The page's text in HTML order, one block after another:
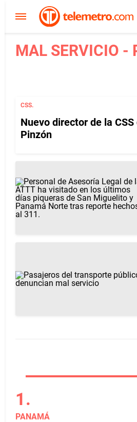
MAL SERVICIO -
CSS.
Nuevo director de la
Pinzón
PANAMÁ